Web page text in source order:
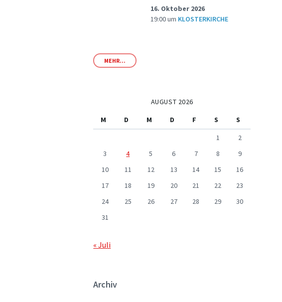
16. Oktober 2026
19:00um KLOSTERKIRCHE
MEHR...
AUGUST 2026
M
D M D F S
S
1
2
3
4 5 6 7 8
9
10
11 12 13 14 15
16
17
18 19 20 21 22
23
24
25 26 27 28 29
30
31
« Juli
Archiv